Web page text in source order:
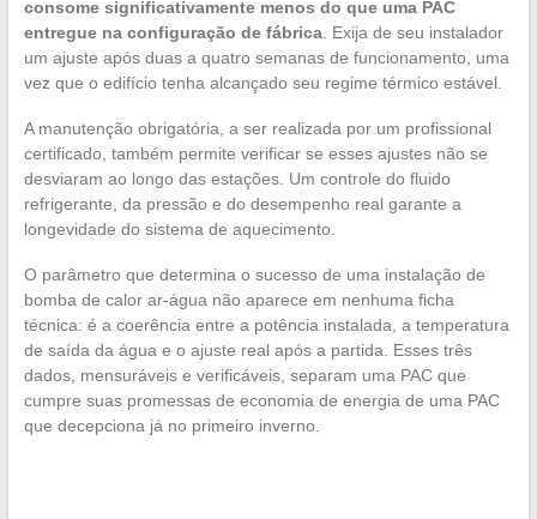
consome significativamente menos do que uma PAC
entregue na configuração de fábrica. Exija de seu instalador
um ajuste após duas a quatro semanas de funcionamento, uma
vez que o edifício tenha alcançado seu regime térmico estável.
A manutenção obrigatória, a ser realizada por um profissional
certificado, também permite verificar se esses ajustes não se
desviaram ao longo das estações. Um controle do fluido
refrigerante, da pressão e do desempenho real garante a
longevidade do sistema de aquecimento.
O parâmetro que determina o sucesso de uma instalação de
bomba de calor ar-água não aparece em nenhuma ficha
técnica: é a coerência entre a potência instalada, a temperatura
de saída da água e o ajuste real após a partida. Esses três
dados, mensuráveis e verificáveis, separam uma PAC que
cumpre suas promessas de economia de energia de uma PAC
que decepciona já no primeiro inverno.